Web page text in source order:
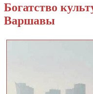
Богатство
Варшавы